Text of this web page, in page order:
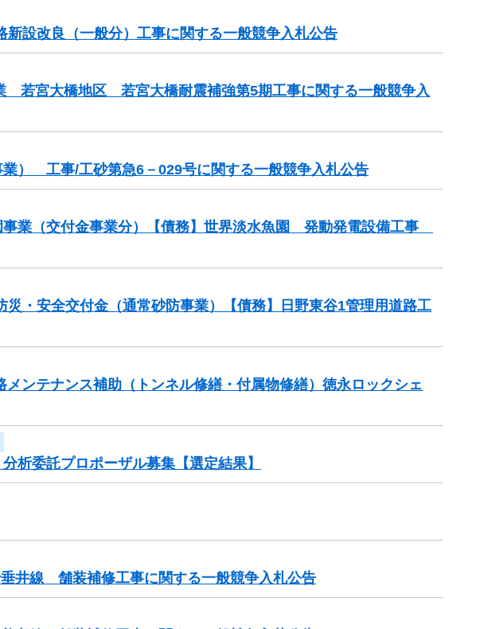
設改良（一般分）工事に関する一般競争入札公告
若宮大橋地区 若宮大橋耐震補強第5期工事に関する一般競争入
） 工事/工砂第急6－029号に関する一般競争入札公告
事業（交付金事業分）【債務】世界淡水魚園 発動発電設備工事
・安全交付金（通常砂防事業）【債務】日野東谷1管理用道路工
ンテナンス補助（トンネル修繕・付属物修繕）徳永ロックシェ
析委託プロポーザル募集【選定結果】
井線 舗装補修工事に関する一般競争入札公告